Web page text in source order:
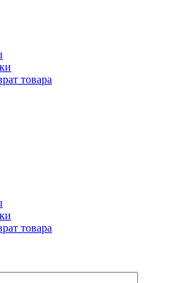
товара
товара